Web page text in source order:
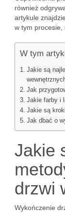
również
artykule
w tym procesie,
W tym
Jakie są
Jak
Jakie farby i
Jakie są
Jak dbać o
Jakie
drzwi
Wykończenie